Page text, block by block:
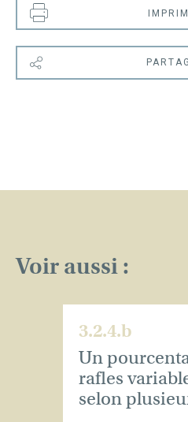
Voir aussi :
3.2.4.b
Un
rafles
selon